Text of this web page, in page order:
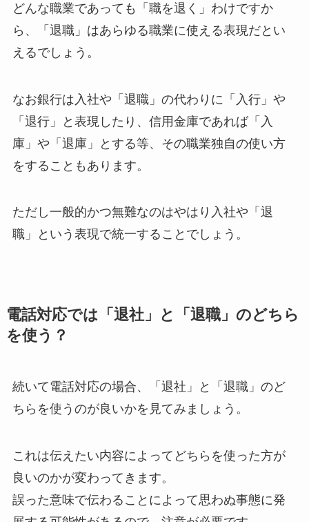
どんな職業であっても「職を退く」わけですか
ら、「退職」はあらゆる職業に使える表現だとい
えるでしょう。
なお銀行は入社や「退職」の代わりに「入行」や
「退行」と表現したり、信用金庫であれば「入
庫」や「退庫」とする等、その職業独自の使い方
をすることもあります。
ただし一般的かつ無難なのはやはり入社や「退
職」という表現で統一することでしょう。
電話対応では「退社」と「退職」のどちら
を使う？
続いて電話対応の場合、「退社」と「退職」のど
ちらを使うのが良いかを見てみましょう。
これは伝えたい内容によってどちらを使った方が
良いのかが変わってきます。
誤った意味で伝わることによって思わぬ事態に発